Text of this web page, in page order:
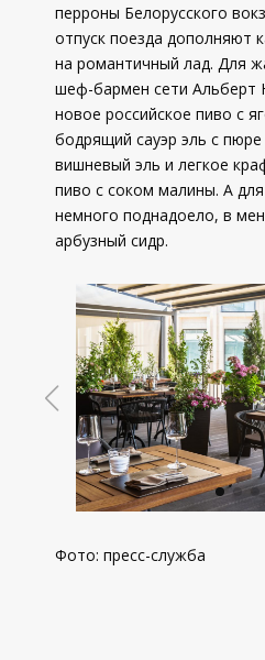
перроны Белорусского
отпуск поезда дополняют
на романтичный лад. Для
шеф-бармен сети Альберт
новое российское пиво с
бодрящий сауэр эль с
вишневый эль и легкое
пиво с соком малины. А
немного поднадоело, в
арбузный сидр.
Фото: пресс-служба